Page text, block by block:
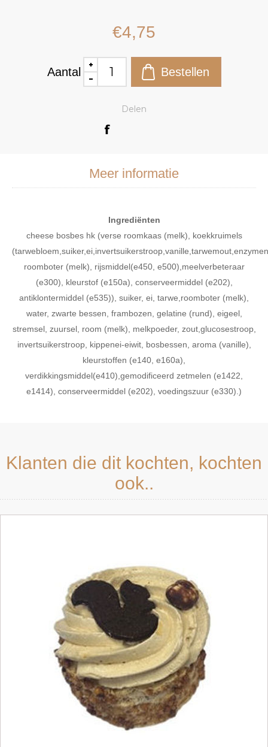
€4,75
Aantal
Delen
Meer informatie
Ingrediënten
cheese bosbes hk (verse roomkaas (melk), koekkruimels
roomboter (melk), rijsmiddel(e450, e500),meelverbeteraar
(e300), kleurstof (e150a), conserveermiddel (e202),
antiklontermiddel (e535)), suiker, ei, tarwe,roomboter (melk),
water, zwarte bessen, frambozen, gelatine (rund), eigeel,
stremsel, zuursel, room (melk), melkpoeder, zout,glucosestroop,
invertsuikerstroop, kippenei-eiwit, bosbessen, aroma (vanille),
kleurstoffen (e140, e160a),
verdikkingsmiddel(e410),gemodificeerd zetmelen (e1422,
e1414), conserveermiddel (e202), voedingszuur (e330).)
Klanten die dit kochten, kochten
ook..